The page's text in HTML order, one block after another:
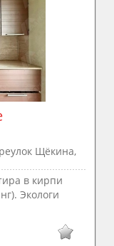
Щёкина,
в кирпи
Экологи